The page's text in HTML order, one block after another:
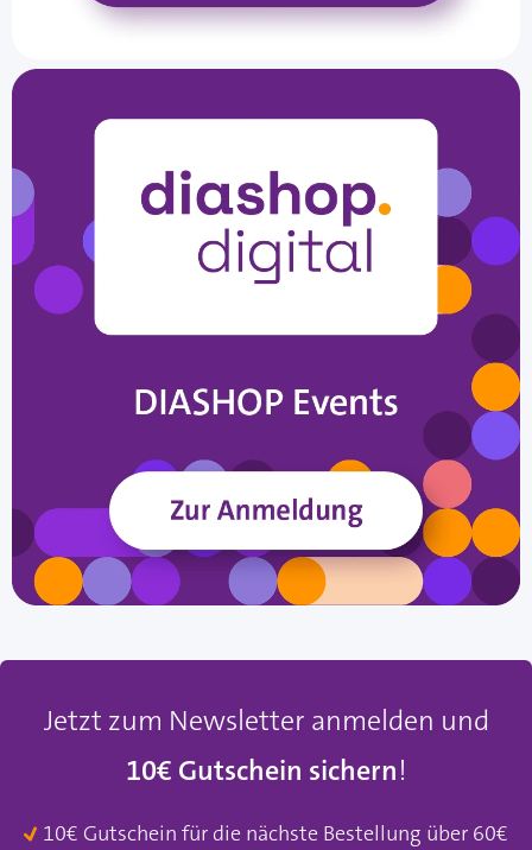
Jetzt zum Newsletter anmelden und
10€ Gutschein sichern!
10€ Gutschein für die nächste Bestellung über 60€